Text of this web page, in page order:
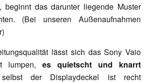
beginnt das darunter liegende Muster
(Bei unseren Außenaufnahmen
lässt sich das Sony Vaio
lumpen, es quietscht und knarrt
der Displaydeckel ist recht